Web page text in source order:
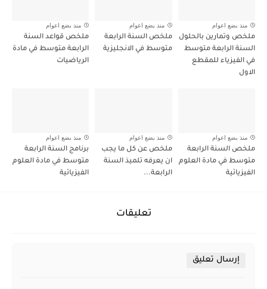
منذ بضع اعوام
ملخص وتمارين بالحلول
السنة الرابعة متوسط
في الفيزياء للمقطع
الاول
منذ بضع اعوام
ملخص السنة الرابعة
متوسط في الانجليزية
منذ بضع اعوام
ملخص قواعد السنة
الرابعة متوسط في مادة
الرياضيات
منذ بضع اعوام
ملخص السنة الرابعة
متوسط في مادة العلوم
الفيزيائية
منذ بضع اعوام
ملخص عن كل ما يجب
ان يعرفه تلميذ السنة
الرابعة...
منذ بضع اعوام
برنامج السنة الرابعة
متوسط في مادة العلوم
الفيزيائية
تعليقات
إرسال تعليق